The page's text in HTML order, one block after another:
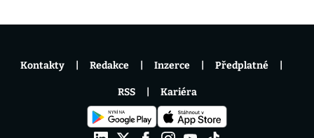
Kontakty Redakce Inzerce Předplatné
RSS Kariéra